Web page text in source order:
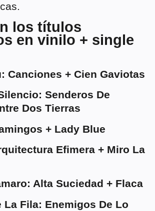
los títulos
en vinilo + single
Canciones + Cien Gaviotas
Senderos De
Dos Tierras
+ Lady Blue
Efimera + Miro La
Alta Suciedad + Flaca
La Fila: Enemigos De Lo